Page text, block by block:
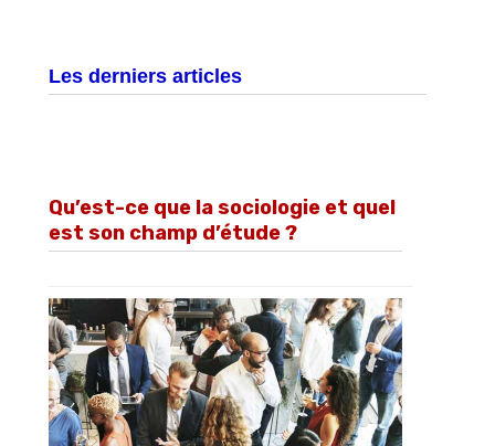
Les derniers articles
Qu’est-ce que la sociologie et quel
est son champ d’étude ?